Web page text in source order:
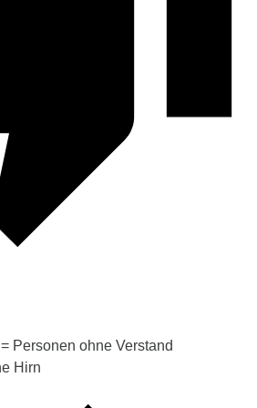
Personen ohne Verstand
Hirn